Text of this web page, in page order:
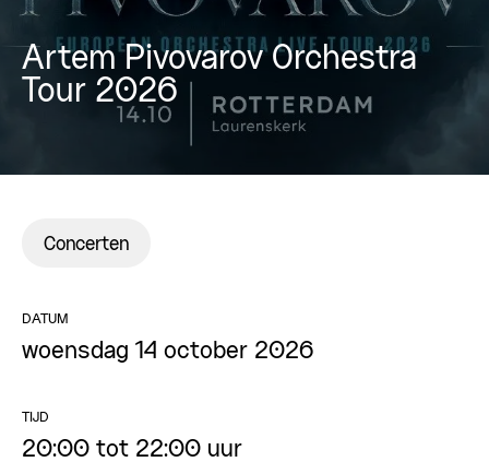
Artem Pivovarov Orchestra
Tour 2026
Concerten
DATUM
woensdag 14 october 2026
TIJD
20:00 tot 22:00 uur